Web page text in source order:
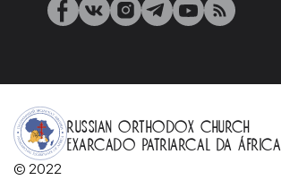
Russian Orthodox Church
Exarcado Patriarcal Da África
© 2022